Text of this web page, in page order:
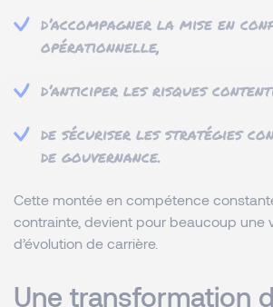
d’accompagner la mise en
opérationnelle,
d’anticiper les risques
de sécuriser les stratégies
de gouvernance.
Cette montée en compétence
contrainte, devient pour beaucoup une
d’évolution de carrière.
Une transformation